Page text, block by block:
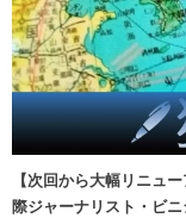
【次回から大幅リニュ
際ジャーナリスト・ビ